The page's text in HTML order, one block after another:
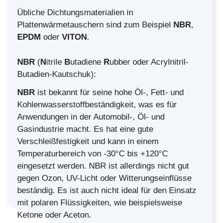
Übliche Dichtungsmaterialien in
Plattenwärmetauschern sind zum Beispiel NBR,
EPDM oder VITON.
NBR (Nitrile Butadiene Rubber oder Acrylnitril-
Butadien-Kautschuk):
NBR ist bekannt für seine hohe Öl-, Fett- und
Kohlenwasserstoffbeständigkeit, was es für
Anwendungen in der Automobil-, Öl- und
Gasindustrie macht. Es hat eine gute
Verschleißfestigkeit und kann in einem
Temperaturbereich von -30°C bis +120°C
eingesetzt werden. NBR ist allerdings nicht gut
gegen Ozon, UV-Licht oder Witterungseinflüsse
beständig. Es ist auch nicht ideal für den Einsatz
mit polaren Flüssigkeiten, wie beispielsweise
Ketone oder Aceton.